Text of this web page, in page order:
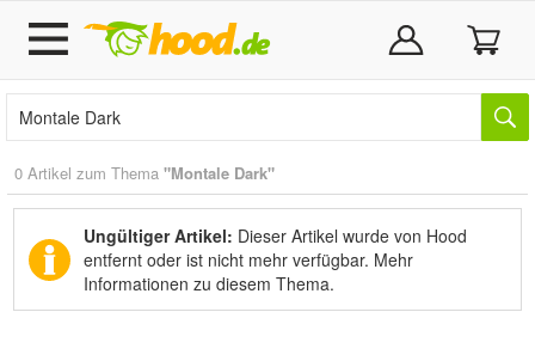
0 Artikel zum Thema "Montale Dark"
Ungültiger Artikel: Dieser Artikel wurde von Hood
entfernt oder ist nicht mehr verfügbar. Mehr
Informationen zu diesem Thema.